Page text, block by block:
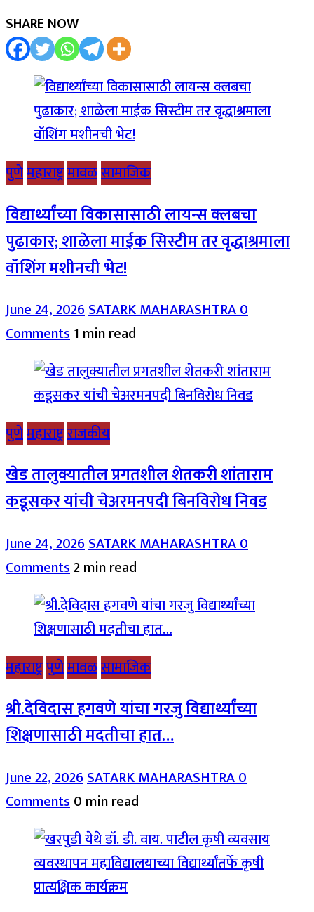
SHARE NOW
पुणेमहाराष्ट्रमावळसामाजिक
विद्यार्थ्यांच्या विकासासाठी लायन्स क्लबचा
पुढाकार; शाळेला माईक सिस्टीम तर वृद्धाश्रमाला
वॉशिंग मशीनची भेट!
June 24, 2026SATARK MAHARASHTRA0
Comments1 min read
पुणेमहाराष्ट्रराजकीय
खेड तालुक्यातील प्रगतशील शेतकरी शांताराम
कडूसकर यांची चेअरमनपदी बिनविरोध निवड
June 24, 2026SATARK MAHARASHTRA0
Comments2 min read
महाराष्ट्रपुणेमावळसामाजिक
श्री.देविदास हगवणे यांचा गरजु विद्यार्थ्यांच्या
शिक्षणासाठी मदतीचा हात…
June 22, 2026SATARK MAHARASHTRA0
Comments0 min read